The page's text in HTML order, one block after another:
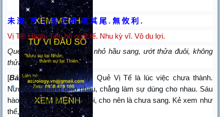
未 濟 . 亨. 小 狐 汔 濟. 濡 其 尾 . 無 攸 利 .
Vị Tế. Hanh. Tiểu hồ ngật tế. Nhu kỳ vĩ. Vô du lợi.
Quẻ Vị Tế hanh, con cáo nhỏ hầu sang, ướt thửa đuôi, không
thửa lợi.
[Bản nghĩa của Chu Hy: Quẻ Vị Tế là lúc việc chưa thành.
Nước lửa chẳng giao nhau, chẳng làm sự dùng cho nhau. Sáu
hào trong quẻ đều mất ngôi, cho nên là chưa sang. Kẻ xem như
thế, thì còn lợi gì?]